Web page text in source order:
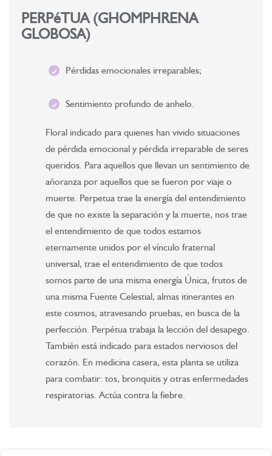
PERPéTUA (GHOMPHRENA
GLOBOSA)
Pérdidas emocionales irreparables;
Sentimiento profundo de anhelo.
Floral indicado para quienes han vivido situaciones
de pérdida emocional y pérdida irreparable de seres
queridos. Para aquellos que llevan un sentimiento de
añoranza por aquellos que se fueron por viaje o
muerte. Perpetua trae la energía del entendimiento
de que no existe la separación y la muerte, nos trae
el entendimiento de que todos estamos
eternamente unidos por el vínculo fraternal
universal, trae el entendimiento de que todos
somos parte de una misma energía Única, frutos de
una misma Fuente Celestial, almas itinerantes en
este cosmos, atravesando pruebas, en busca de la
perfección. Perpétua trabaja la lección del desapego.
También está indicado para estados nerviosos del
corazón. En medicina casera, esta planta se utiliza
para combatir: tos, bronquitis y otras enfermedades
respiratorias. Actúa contra la fiebre.